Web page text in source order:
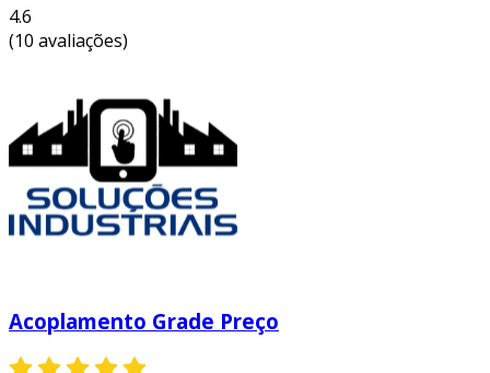
4.6
(10 avaliações)
Acoplamento Grade Preço